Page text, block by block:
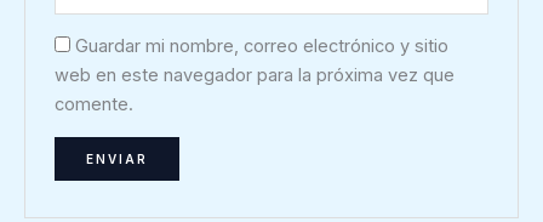
Guardar mi nombre, correo electrónico y sitio
web en este navegador para la próxima vez que
comente.